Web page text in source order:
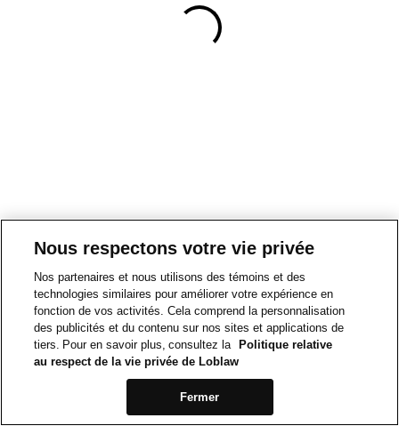
Nous respectons votre vie privée
Nos partenaires et nous utilisons des témoins et des
technologies similaires pour améliorer votre expérience en
fonction de vos activités. Cela comprend la personnalisation
des publicités et du contenu sur nos sites et applications de
tiers. Pour en savoir plus, consultez la
Politique relative
au respect de la vie privée de Loblaw
Fermer